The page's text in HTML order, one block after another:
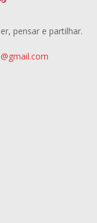
pensar e partilhar.